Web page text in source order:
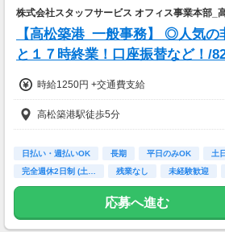
株式会社スタッフサービス オフィス事業本部_
【高松築港_一般事務】 ◎人気
と１７時終業！口座振替など！/
時給1250円 +交通費支給
高松築港駅徒歩5分
日払い・週払いOK 長期 平日のみOK
土
完全週休2日制 (土…
残業なし 未経験歓迎
高校卒業以上
応募へ進む